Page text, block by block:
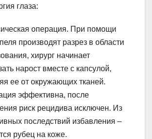
глаза:
операция. При помощи
производят разрез в области
хирург начинает
нарост вместе с капсулой,
ее от окружающих тканей.
эффективна, после
риск рецидива исключен. Из
последствий избавления –
рубец на коже.